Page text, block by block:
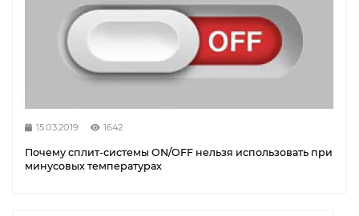
15.03.2019 1642
Почему сплит-системы ON/OFF нельзя использовать при
минусовых температурах